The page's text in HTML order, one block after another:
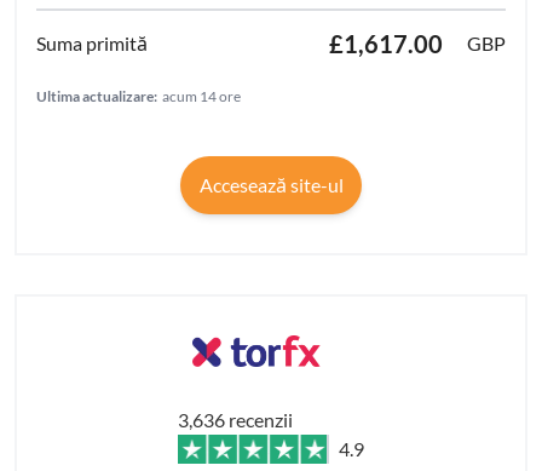
£1,617.00 GBP
Ultima actualizare: acum 14 ore
Accesează site-ul
3,636 recenzii
4.9